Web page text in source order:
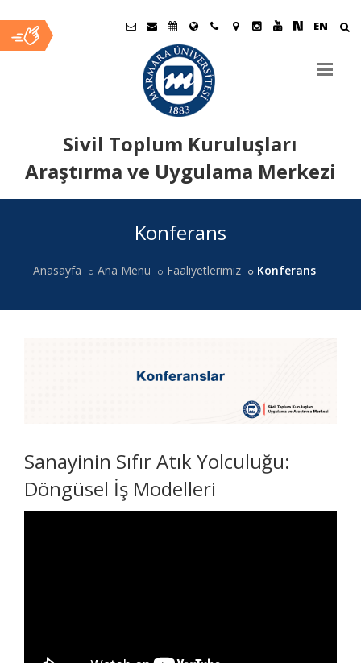
EN
Sivil Toplum Kuruluşları
Araştırma ve Uygulama Merkezi
Konferans
Anasayfa Ana Menü Faaliyetlerimiz Konferans
Sanayinin Sıfır Atık Yolculuğu:
Döngüsel İş Modelleri